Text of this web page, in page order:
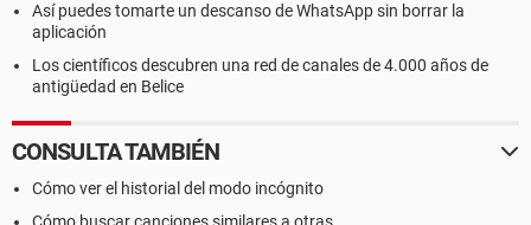
Así puedes tomarte un descanso de WhatsApp sin borrar la
aplicación
Los científicos descubren una red de canales de 4.000 años de
antigüedad en Belice
CONSULTA TAMBIÉN
Cómo ver el historial del modo incógnito